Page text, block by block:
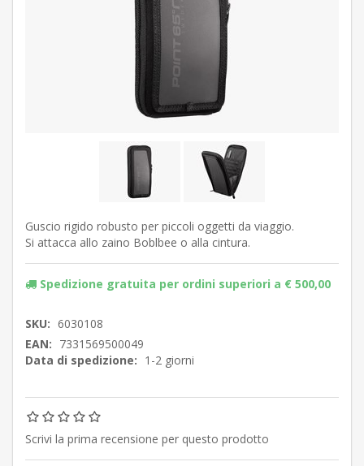
Guscio rigido robusto per piccoli oggetti da viaggio.
Si attacca allo zaino Boblbee o alla cintura.
Spedizione gratuita per ordini superiori a € 500,00
SKU: 6030108
EAN: 7331569500049
Data di spedizione: 1-2 giorni
Scrivi la prima recensione per questo prodotto